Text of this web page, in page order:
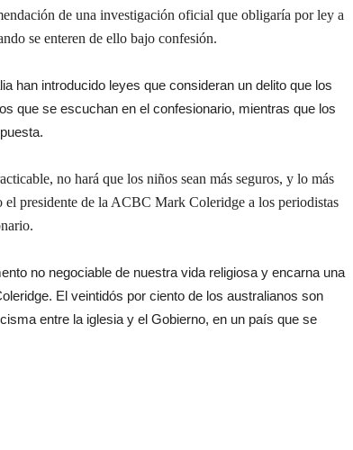
de una investigación oficial que obligaría por ley a
se enteren de ello bajo confesión.
han introducido leyes que consideran un delito que los
que se escuchan en el confesionario, mientras que los
no hará que los niños sean más seguros, y lo más
presidente de la ACBC Mark Coleridge a los periodistas
no negociable de nuestra vida religiosa y encarna una
El veintidós por ciento de los australianos son
entre la iglesia y el Gobierno, en un país que se